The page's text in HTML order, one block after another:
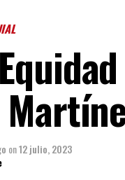
on12 julio, 2023